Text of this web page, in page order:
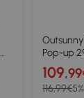
Pop-up
com 2
Anti-UV
em 3
109
116,99€